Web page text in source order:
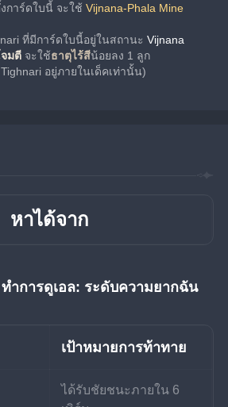
การ์ดใบนี้ จะใช้ Vijnana-Phala Mine
ที่มีการ์ดใบนี้อยู่ในสถานะ Vijnana
มตี จะใช้ธาตุไร้สีน้อยลง 1 ลูก
อยู่ภายในเด็คเท่านั้น)
หาได้จาก
ำการดูเอล: ระดับความยากฉัน
เป้าหมายการท้าทาย
ได้รับชัยชนะภายใน 6